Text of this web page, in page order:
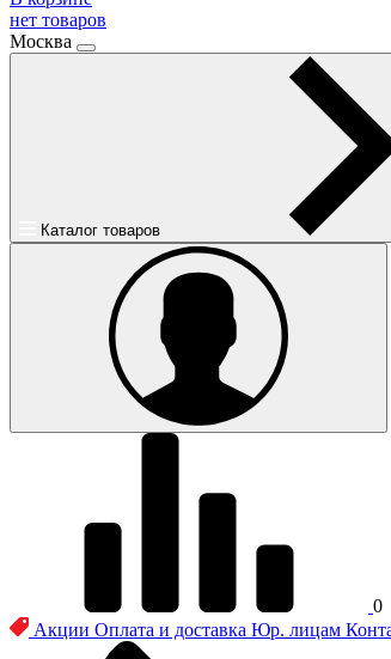
нет товаров
Москва
Каталог товаров
0
Акции Оплата и доставка Юр. лицам